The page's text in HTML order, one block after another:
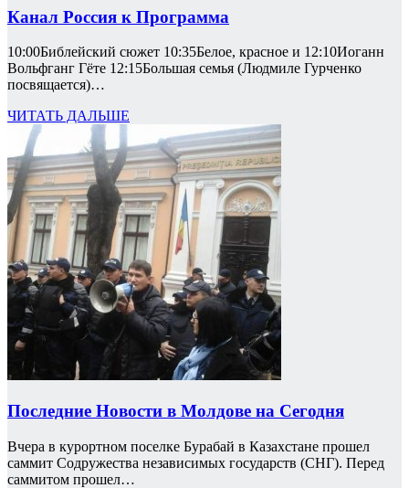
Канал Россия к Программа
10:00Библейский сюжет 10:35Белое, красное и 12:10Иоганн
Вольфганг Гёте 12:15Большая семья (Людмиле Гурченко
посвящается)…
ЧИТАТЬ ДАЛЬШЕ
Последние Новости в Молдове на Сегодня
Вчера в курортном поселке Бурабай в Казахстане прошел
саммит Содружества независимых государств (СНГ). Перед
саммитом прошел…